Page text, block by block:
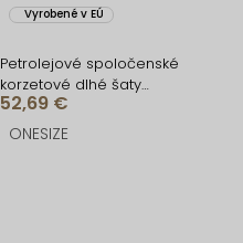
Vyrobené v EÚ
Petrolejové spoločenské
korzetové dlhé šaty
KARLOT
52,69 €
ONESIZE